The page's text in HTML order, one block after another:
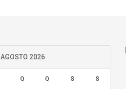
AGOSTO 2026
Q Q S S